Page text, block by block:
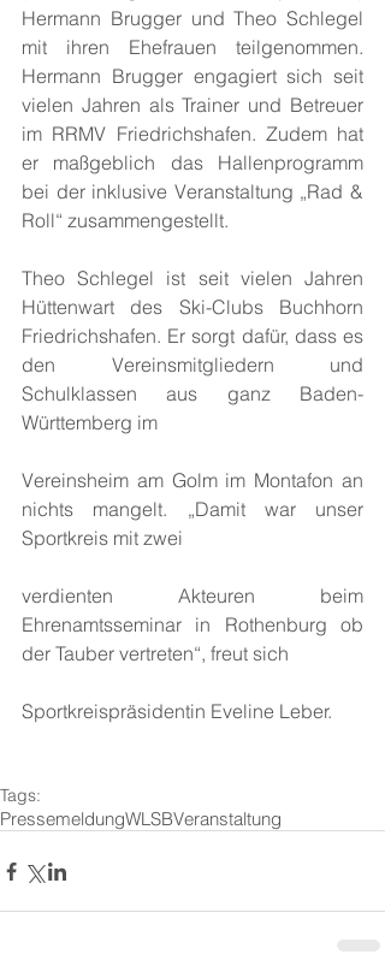
Hermann Brugger und Theo Schlegel
mit ihren Ehefrauen teilgenommen.
Hermann Brugger engagiert sich seit
vielen Jahren als Trainer und Betreuer
im RRMV Friedrichshafen. Zudem hat
er maßgeblich das Hallenprogramm
bei der inklusive Veranstaltung „Rad &
Roll“ zusammengestellt.
Theo Schlegel ist seit vielen Jahren
Hüttenwart des Ski-Clubs Buchhorn
Friedrichshafen. Er sorgt dafür, dass es
den Vereinsmitgliedern und
Schulklassen aus ganz Baden-
Württemberg im
Vereinsheim am Golm im Montafon an
nichts mangelt. „Damit war unser
Sportkreis mit zwei
verdienten Akteuren beim
Ehrenamtsseminar in Rothenburg ob
der Tauber vertreten“, freut sich
Sportkreispräsidentin Eveline Leber.
Tags:
PressemeldungWLSBVeranstaltung